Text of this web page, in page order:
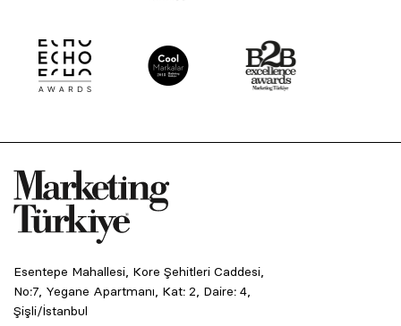
Esentepe Mahallesi, Kore Şehitleri Caddesi,
No:7, Yegane Apartmanı, Kat: 2, Daire: 4,
Şişli/İstanbul